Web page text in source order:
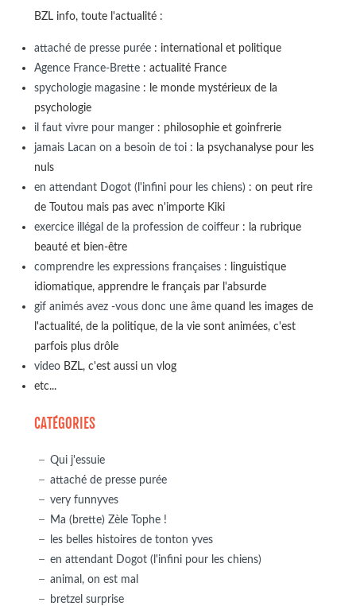
BZL info, toute l'actualité :
attaché de presse purée: international et politique
Agence France-Brette: actualité France
spychologie magasine: le monde mystérieux de la
psychologie
il faut vivre pour manger: philosophie et goinfrerie
jamais Lacan on a besoin de toi: la psychanalyse pour les
nuls
en attendant Dogot (l'infini pour les chiens): on peut rire
de Toutou mais pas avec n'importe Kiki
exercice illégal de la profession de coiffeur: la rubrique
beauté et bien-être
comprendre les expressions françaises: linguistique
idiomatique, apprendre le français par l'absurde
gif animés avez -vous donc une âmequand les images de
l'actualité, de la politique, de la vie sont animées, c'est
parfois plus drôle
videoBZL, c'est aussi un vlog
etc...
CATÉGORIES
Qui j'essuie
attaché de presse purée
very funnyves
Ma (brette) Zèle Tophe !
les belles histoires de tonton yves
en attendant Dogot (l'infini pour les chiens)
animal, on est mal
bretzel surprise